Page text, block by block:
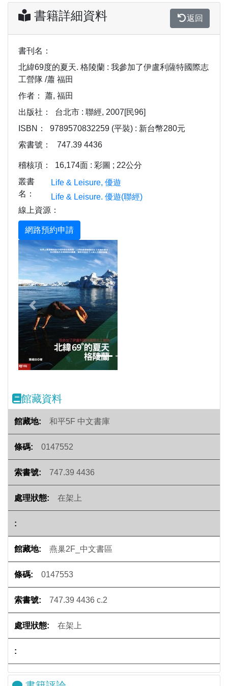
書籍詳細資料 返回
書刊名：
北緯69度的夏天. 格陵蘭 : 我參加了伊盧利薩特國際志
工營隊 /蕭 福田
作者：
蕭, 福田
出版社：
台北市 : 聯經, 2007[民96]
ISBN：
9789570832259 (平裝) : 新台幣280元
索書號：
747.39 4436
稽核項：
16,174面 : 彩圖 ; 22公分
叢書
名：
Life & Leisure, 優遊
Life & Leisure. 優遊(聯經)
線上資源：
Previous
館藏資料
和平5F 中文書庫
0147552
747.39 4436
在架上
燕巢2F_中文書區
0147553
747.39 4436 c.2
在架上